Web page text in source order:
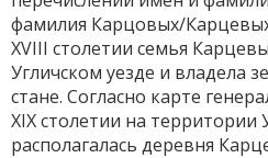
фамилия Карцовых/
XVIII столетии семья
Угличском уезде и владела
стане. Согласно карте
XIX столетии на территории
располагалась деревня